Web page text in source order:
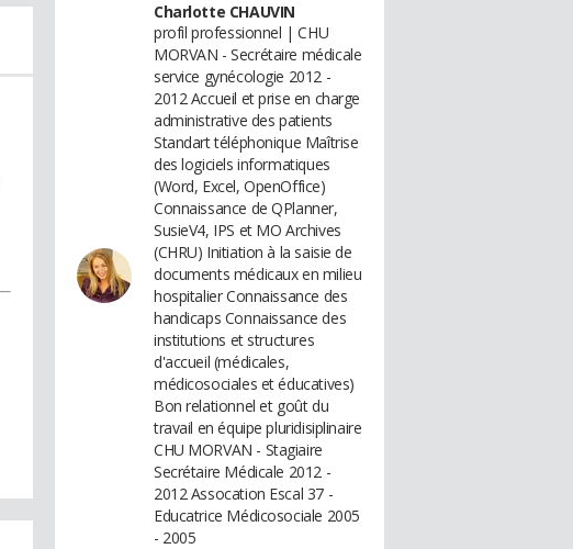
Charlotte CHAUVIN
profil professionnel | CHU
MORVAN - Secrétaire médicale
service gynécologie 2012 -
2012 Accueil et prise en charge
administrative des patients
Standart téléphonique Maîtrise
des logiciels informatiques
(Word, Excel, OpenOffice)
Connaissance de QPlanner,
SusieV4, IPS et MO Archives
(CHRU) Initiation à la saisie de
documents médicaux en milieu
hospitalier Connaissance des
handicaps Connaissance des
institutions et structures
d'accueil (médicales,
médicosociales et éducatives)
Bon relationnel et goût du
travail en équipe pluridisiplinaire
CHU MORVAN - Stagiaire
Secrétaire Médicale 2012 -
2012 Assocation Escal 37 -
Educatrice Médicosociale 2005
- 2005